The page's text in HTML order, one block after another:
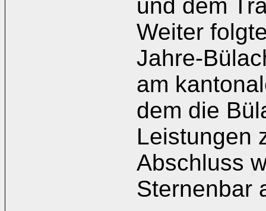
und dem
Weiter
Jahre-
am
dem die
Leistungen
Abschluss
Sternenbar